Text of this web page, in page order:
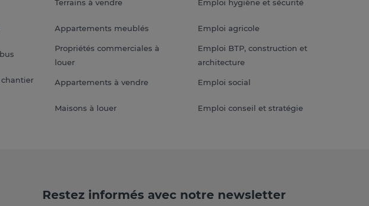
Terrains à vendre
Appartements meublés
Propriétés commerciales à
louer
Appartements à vendre
Maisons à louer
Emploi hygiène et sécurité
Emploi agricole
Emploi BTP, construction et
architecture
Emploi social
Emploi conseil et stratégie
Restez informés avec notre newsletter